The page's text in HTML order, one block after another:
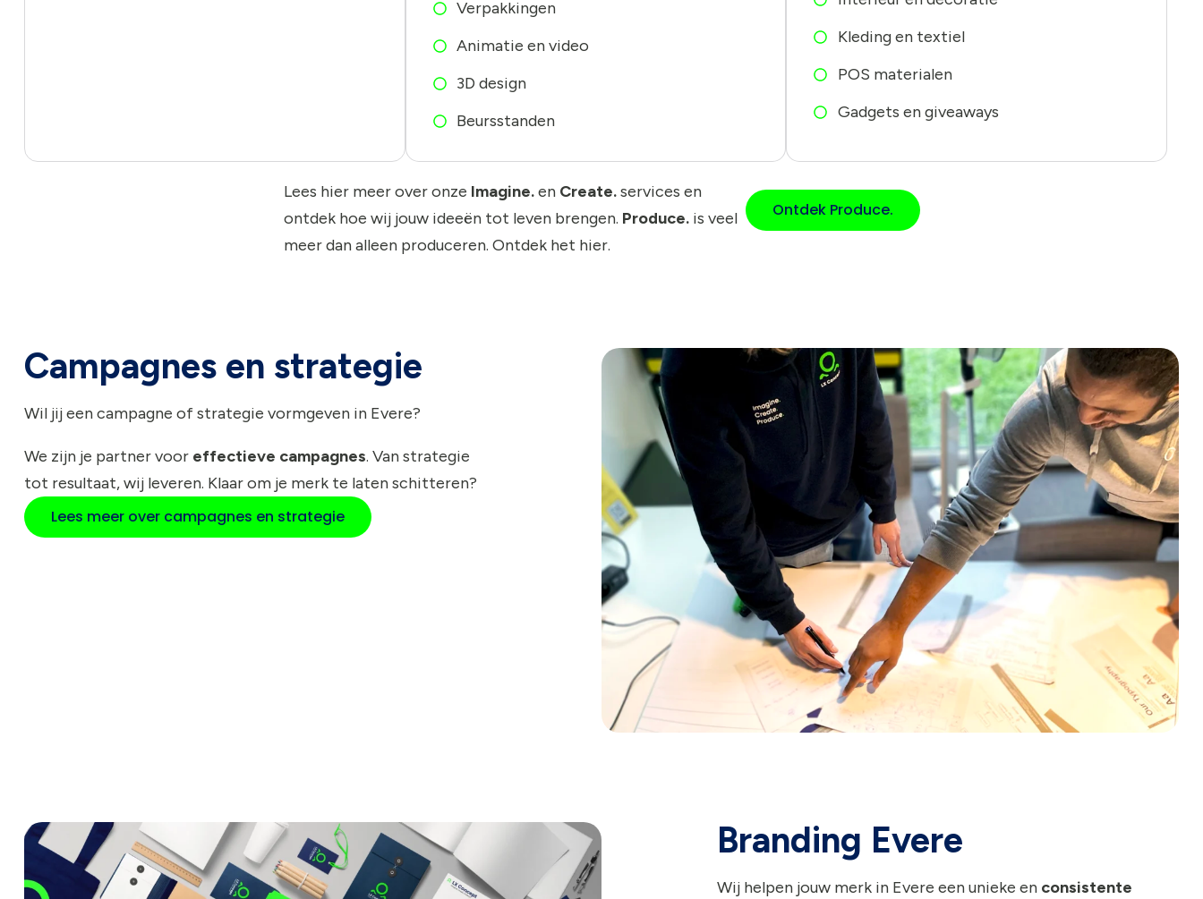
Verpakkingen
Animatie en video
3D design
Beursstanden
Kleding en textiel
POS materialen
Gadgets en giveaways
Lees hier meer over onze Imagine.en Create.services en
ontdek hoe wij jouw ideeën tot leven brengen. Produce.is veel
meer dan alleen produceren. Ontdek het hier.
Ontdek Produce.
Campagnes en strategie
Wil jij een campagne of strategie vormgeven in Evere?
We zijn je partner voor effectieve campagnes. Van strategie
tot resultaat, wij leveren. Klaar om je merk te laten schitteren?
Lees meer over campagnes en strategie
Branding Evere
Wij helpen jouw merk in Evere een unieke en consistente